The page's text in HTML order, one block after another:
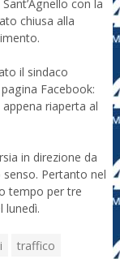
con la
chiusa alla
il sindaco
Facebook:
riaperta al
in direzione da
Pertanto nel
tempo per tre
lunedì.
traffico